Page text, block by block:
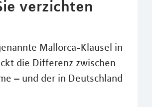
verzichten
Mallorca-Klausel in
die Differenz zwischen
– und der in Deutschland